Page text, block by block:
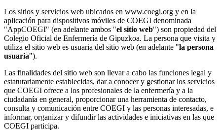
Los sitios y servicios web ubicados en www.coegi.org y en la
aplicación para dispositivos móviles de COEGI denominada
"AppCOEGI" (en adelante ambos "el sitio web") son propiedad del
Colegio Oficial de Enfermería de Gipuzkoa. La persona que visita y
utiliza el sitio web es usuaria del sitio web (en adelante "la persona
usuaria").
Las finalidades del sitio web son llevar a cabo las funciones legal y
estatutariamente establecidas, dar a conocer y gestionar los servicios
que COEGI ofrece a los profesionales de la enfermería y a la
ciudadanía en general, proporcionar una herramienta de contacto,
consulta y comunicación entre COEGI y las personas interesadas, e
informar, organizar y difundir las actividades e iniciativas en las que
COEGI participa.